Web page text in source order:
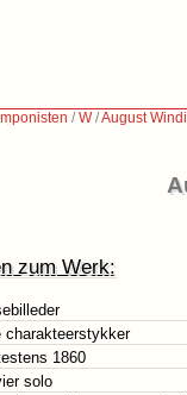
/W/August
zum Werk:
charakteerstykker
1860
solo